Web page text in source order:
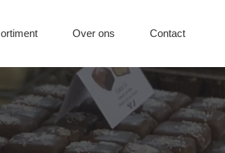
Over ons Contact